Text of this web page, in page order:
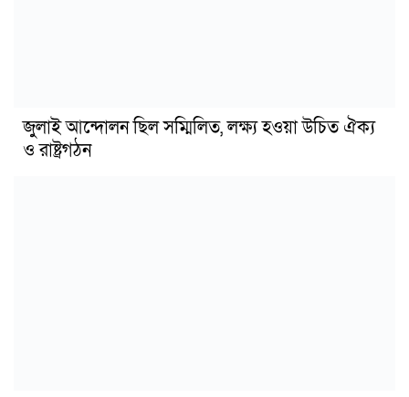
জুলাই আন্দোলন ছিল সম্মিলিত, লক্ষ্য হওয়া উচিত ঐক্য
ও রাষ্ট্রগঠন